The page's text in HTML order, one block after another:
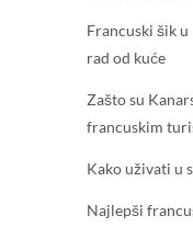
Francuski šik
rad od kuće
Zašto su
francuskim
Kako uživati u
Najlepši